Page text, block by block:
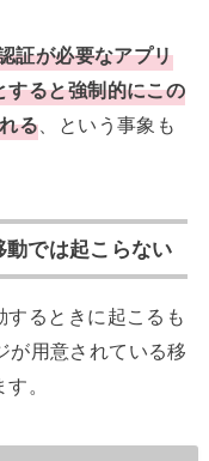
証が必要なアプリ
すると強制的にこの
る 、という事象も
では起こらない
するときに起こるも
が用意されている移
。